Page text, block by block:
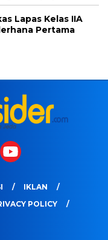
Lapas Kelas IIA
Pertama
IKLAN
POLICY